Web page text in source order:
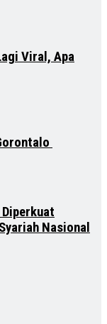
Viral, Apa
Nasional